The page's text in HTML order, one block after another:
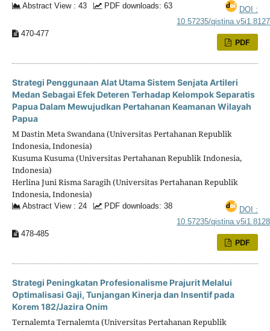
Abstract View : 43 PDF downloads: 63
DOI :
10.57235/qistina.v5i1.8127
470-477
PDF
Strategi Penggunaan Alat Utama Sistem Senjata Artileri
Medan Sebagai Efek Deteren Terhadap Kelompok Separatis
Papua Dalam Mewujudkan Pertahanan Keamanan Wilayah
Papua
M Dastin Meta Swandana (Universitas Pertahanan Republik
Indonesia, Indonesia)
Kusuma Kusuma (Universitas Pertahanan Republik Indonesia,
Indonesia)
Herlina Juni Risma Saragih (Universitas Pertahanan Republik
Indonesia, Indonesia)
Abstract View : 24 PDF downloads: 38
DOI :
10.57235/qistina.v5i1.8128
478-485
PDF
Strategi Peningkatan Profesionalisme Prajurit Melalui
Optimalisasi Gaji, Tunjangan Kinerja dan Insentif pada
Korem 182/Jazira Onim
Ternalemta Ternalemta (Universitas Pertahanan Republik